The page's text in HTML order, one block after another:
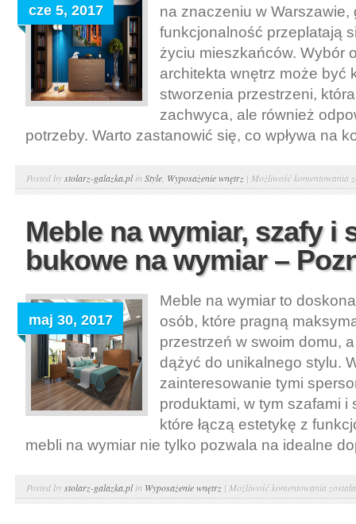
cze 5, 2017
na znaczeniu w Warszawie,
funkcjonalność przeplatają
życiu mieszkańców. Wybór
architekta wnętrz może być
stworzenia przestrzeni,
zachwyca, ale również
potrzeby. Warto zastanowić się, co wpływa na
Posted bystolarz-galazka.plin Style Wyposażenie wnętrz | Możliwość komentowania
w
Meble na wymiar, szafy i
bukowe na wymiar –
maj 30, 2017
Meble na wymiar to
osób, które pragną
przestrzeń w swoim domu,
dążyć do unikalnego stylu.
zainteresowanie tymi
produktami, w tym szafami i
które łączą estetykę z
mebli na wymiar nie tylko pozwala na idealne
Posted bystolarz-galazka.plin Wyposażenie wnętrz | Możliwość komentowania Meble
na